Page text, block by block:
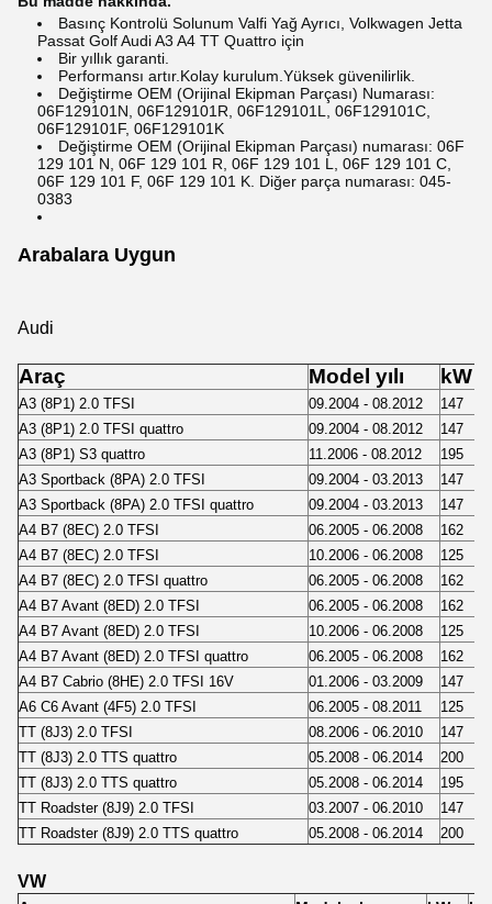
Basınç Kontrolü Solunum Valfi Yağ Ayrıcı, Volkwagen Jetta
Passat Golf Audi A3 A4 TT Quattro için
Bir yıllık garanti.
Performansı artır.Kolay kurulum.Yüksek güvenilirlik.
Değiştirme OEM (Orijinal Ekipman Parçası) Numarası:
06F129101N, 06F129101R, 06F129101L, 06F129101C,
06F129101F, 06F129101K
Değiştirme OEM (Orijinal Ekipman Parçası) numarası: 06F
129 101 N, 06F 129 101 R, 06F 129 101 L, 06F 129 101 C,
06F 129 101 F, 06F 129 101 K. Diğer parça numarası: 045-
0383
Arabalara Uygun
Audi
Araç Model yılı kW
A3 (8P1) 2.0 TFSI 09.2004 - 08.2012 147
A3 (8P1) 2.0 TFSI quattro
09.2004 - 08.2012 147
A3 (8P1) S3 quattro
11.2006 - 08.2012 195
A3 Sportback (8PA) 2.0 TFSI
09.2004 - 03.2013 147
A3 Sportback (8PA) 2.0 TFSI quattro
09.2004 - 03.2013 147
A4 B7 (8EC) 2.0 TFSI
06.2005 - 06.2008 162
A4 B7 (8EC) 2.0 TFSI
10.2006 - 06.2008 125
A4 B7 (8EC) 2.0 TFSI quattro
06.2005 - 06.2008 162
A4 B7 Avant (8ED) 2.0 TFSI
06.2005 - 06.2008 162
A4 B7 Avant (8ED) 2.0 TFSI
10.2006 - 06.2008 125
A4 B7 Avant (8ED) 2.0 TFSI quattro
06.2005 - 06.2008 162
A4 B7 Cabrio (8HE) 2.0 TFSI 16V
01.2006 - 03.2009 147
A6 C6 Avant (4F5) 2.0 TFSI
06.2005 - 08.2011 125
TT (8J3) 2.0 TFSI
08.2006 - 06.2010 147
TT (8J3) 2.0 TTS quattro
05.2008 - 06.2014 200
TT (8J3) 2.0 TTS quattro
05.2008 - 06.2014 195
TT Roadster (8J9) 2.0 TFSI
03.2007 - 06.2010 147
TT Roadster (8J9) 2.0 TTS quattro
05.2008 - 06.2014 200
VW